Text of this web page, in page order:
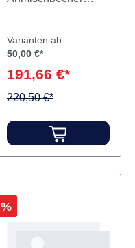
Varianten ab
50,00 €*
191,66 €*
220,50 €*
Rabatt
%